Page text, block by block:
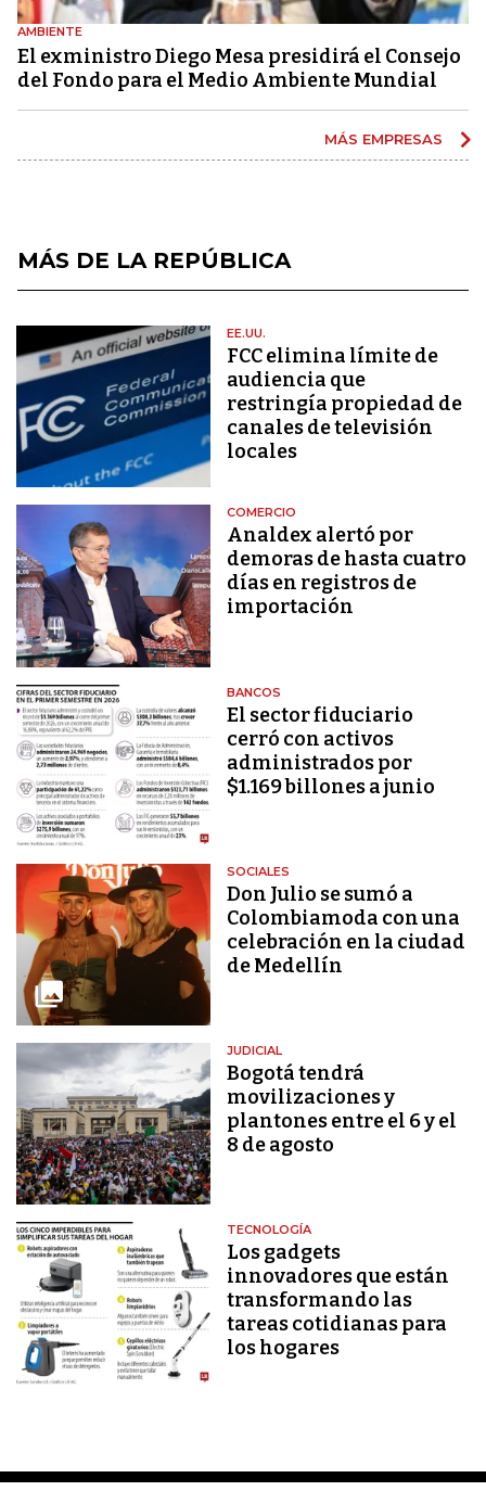
AMBIENTE
El exministro Diego Mesa presidirá el Consejo
del Fondo para el Medio Ambiente Mundial
MÁS EMPRESAS
MÁS DE LA REPÚBLICA
EE.UU.
FCC elimina límite de
audiencia que
restringía propiedad de
canales de televisión
locales
COMERCIO
Analdex alertó por
demoras de hasta cuatro
días en registros de
importación
BANCOS
El sector fiduciario
cerró con activos
administrados por
$1.169 billones a junio
SOCIALES
Don Julio se sumó a
Colombiamoda con una
celebración en la ciudad
de Medellín
JUDICIAL
Bogotá tendrá
movilizaciones y
plantones entre el 6 y el
8 de agosto
TECNOLOGÍA
Los gadgets
innovadores que están
transformando las
tareas cotidianas para
los hogares